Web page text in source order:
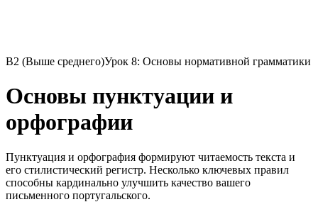
B2 (Выше среднего)Урок 8: Основы нормативной грамматики
Основы пунктуации и
орфографии
Пунктуация и орфография формируют читаемость текста и
его стилистический регистр. Несколько ключевых правил
способны кардинально улучшить качество вашего
письменного португальского.